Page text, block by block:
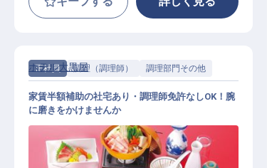
正社員 調理（調理師） 調理部門その他
ホテル大黒屋
家賃半額補助の社宅あり・調理師免許なしOK！腕
に磨きをかけませんか